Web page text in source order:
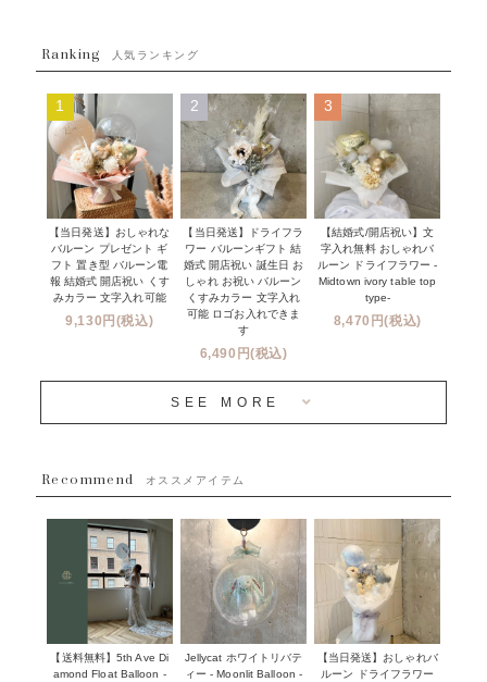
ムーンリットバルーン
コンフェッティバルーン
フリンジバルーン
デコレーションセット
プロップスバルーン
オプション
成人式・卒業式・入学式バルーンブーケ
開店・周年祝い
発表会・劇場
その他お祝い
クリスマス
新商品
~３０００円
~５５００円
１１０００円以上
NEW YORK MIND - ニューヨークスタイルバルーン
※コンフェッティバルーン -プリント内容-
発送について
Q&A
メッセージカード・電報について
オーダーメイドについて
セミオーダーについて
フリンジバルーンについて
コンフェッティバルーンについて
ハワイウェディングサービス
企業・法人様
ウェディングコンフェッティバルーン特集
実店舗について -大阪 堀江店・名古屋 星ヶ丘店・滋賀 配送
センター店・沖縄 嘉手納基地店-
プリントサービス
Ranking 人気ランキング
1
【当日発送】おしゃれな
バルーン プレゼント ギ
フト 置き型 バルーン電
報 結婚式 開店祝い くす
みカラー 文字入れ可能
9,130円(税込)
2
【当日発送】ドライフラ
ワー バルーンギフト 結
婚式 開店祝い 誕生日 お
しゃれ お祝い バルーン
くすみカラー 文字入れ
可能 ロゴお入れできま
す
6,490円(税込)
3
【結婚式/開店祝い】文
字入れ無料 おしゃれバ
ルーン ドライフラワー -
Midtown ivory table top
type-
8,470円(税込)
SEE MORE
Recommend オススメアイテム
【送料無料】5th Ave Di
amond Float Balloon -
Jellycat ホワイトリバテ
ィー - Moonlit Balloon -
【当日発送】おしゃれバ
ルーン ドライフラワー